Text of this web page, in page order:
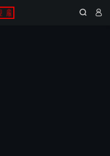
 